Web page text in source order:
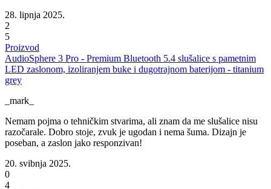
28. lipnja 2025.
2
5
Proizvod
AudioSphere 3 Pro - Premium Bluetooth 5.4 slušalice s pametnim
LED zaslonom, izoliranjem buke i dugotrajnom baterijom - titanium
grey
_mark_
Nemam pojma o tehničkim stvarima, ali znam da me slušalice nisu
razočarale. Dobro stoje, zvuk je ugodan i nema šuma. Dizajn je
poseban, a zaslon jako responzivan!
20. svibnja 2025.
0
4